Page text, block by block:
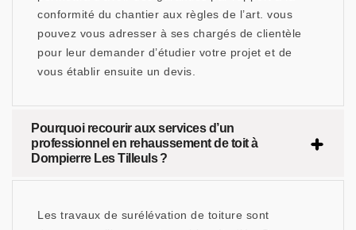
conformité du chantier aux règles de l’art. vous
pouvez vous adresser à ses chargés de clientèle
pour leur demander d’étudier votre projet et de
vous établir ensuite un devis.
Pourquoi recourir aux services d’un
professionnel en rehaussement de toit à
Dompierre Les Tilleuls ?
Les travaux de surélévation de toiture sont